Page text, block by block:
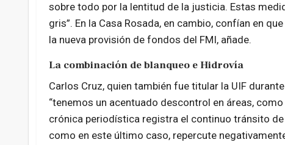
sobre todo por la lentitud de la justicia. Estas
gris”. En la Casa Rosada, en cambio, confían en
la nueva provisión de fondos del FMI, añade.
La combinación de blanqueo e Hidrovía
Carlos Cruz, quien también fue titular la UIF
“tenemos un acentuado descontrol en áreas,
crónica periodística registra el continuo tránsito
como en este último caso, repercute